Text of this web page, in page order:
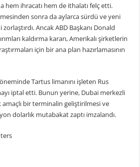
hem ihracatı hem de ithalatı felç etti.
sonra da aylarca sürdü ve yeni
Ancak ABD Başkanı Donald
kaldırma kararı, Amerikalı şirketlerin
için bir ana plan hazırlamasının
Tartus limanını işleten Rus
iptal etti. Bunun yerine, Dubai merkezli
bir terminalin geliştirilmesi ve
dolarlık mutabakat zaptı imzalandı.